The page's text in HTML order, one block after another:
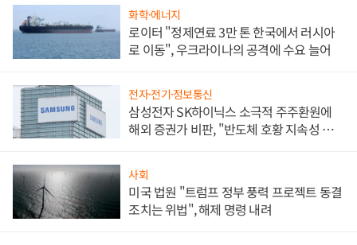
화학·에너지
로이터 "정제연료 3만 톤 한국에서 러시아
로 이동", 우크라이나의 공격에 수요 늘어
전자·전기·정보통신
삼성전자 SK하이닉스 소극적 주주환원에
해외 증권가 비판, "반도체 호황 지속성 의
사회
미국 법원 "트럼프 정부 풍력 프로젝트 동결
조치는 위법", 해제 명령 내려